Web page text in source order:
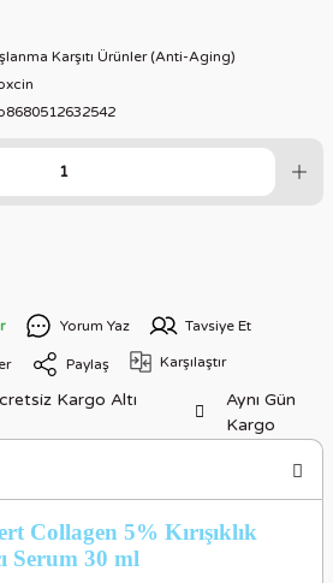
Karşıtı Ürünler (Anti-Aging)
Yorum Yaz Tavsiye Et
Paylaş Karşılaştır
Kargo Altı
Aynı Gün
Kargo
Collagen 5% Kırışıklık
Serum 30 ml